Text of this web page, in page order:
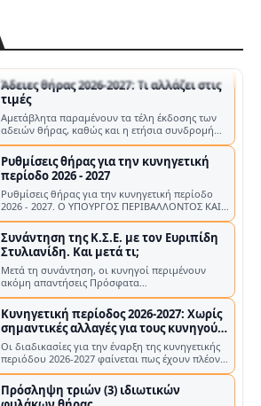
αδειών θήρας, καθώς και η ετήσια συνδρομή
Ρυθμίσεις θήρας για την κυνηγετική
περίοδο 2026 - 2027
Ρυθμίσεις θήρας για την κυνηγετική περίοδο
2026 - 2027. Ο ΥΠΟΥΡΓΟΣ ΠΕΡΙΒΑΛΛΟΝΤΟΣ ΚΑΙ
ΕΝΕΡΓΕΙΑΣ Α. ΔΙΑΡΚΕΙΑ ΚΥΝΗΓΕΤΙΚΗΣ …
Συνάντηση της Κ.Σ.Ε. με τον Ευριπίδη
Στυλιανίδη. Και μετά τι;
Μετά τη συνάντηση, οι κυνηγοί περιμένουν
ακόμη απαντήσεις Πρόσφατα
πραγματοποιήθηκε συνάντηση της Κυνηγετικής
Συνομοσπο…
Κυνηγετική περίοδος 2026-2027: Χωρίς
σημαντικές αλλαγές για τους κυνηγούς
– Νέα κατανομή στα τέλη των αδειών
θήρας
Οι διαδικασίες για την έναρξη της κυνηγετικής
περιόδου 2026-2027 φαίνεται πως έχουν πλέον
ολοκληρωθεί σε επίπεδο υπουργ…
Πρόσληψη τριών (3) ιδιωτικών
φυλάκων θήρας
Στην πρόσληψη τριών (3) ιδιωτικών φυλάκων
θήρας προχωρά η Γ' Κυνηγετική Ομοσπονδία
Πελοποννήσου (Γ' Κ.Ο.Π.) , με στόχο …
Garmin A 200 Plus: Το παλιό Alpha 200
επιστρέφει ανανεωμένο